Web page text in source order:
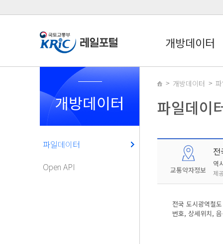
개방데이터
개방데이터
파일데이터
Open API
개방데이터
파일데이
교통약자정보
역
제
전국 도시광역철
번호, 상세위치,